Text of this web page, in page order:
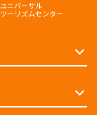
ユニバーサル
ツーリズムセンター